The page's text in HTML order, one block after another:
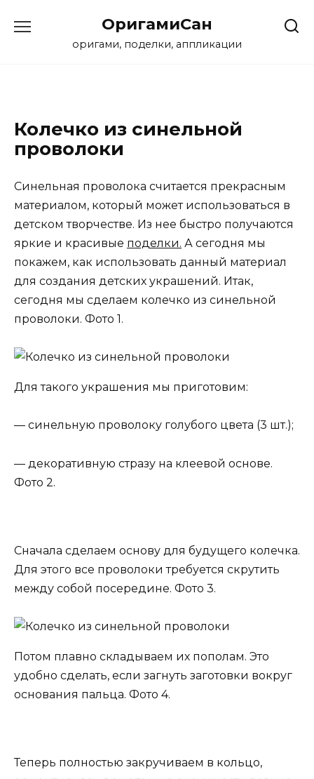
содержанию
ОригамиСан
оригами, поделки, аппликации
Колечко из синельной
проволоки
Синельная проволока считается прекрасным
материалом, который может использоваться в
детском творчестве. Из нее быстро получаются
яркие и красивые поделки. А сегодня мы
покажем, как использовать данный материал
для создания детских украшений. Итак,
сегодня мы сделаем колечко из синельной
проволоки. Фото 1.
Для такого украшения мы приготовим:
— синельную проволоку голубого цвета (3 шт.);
— декоративную стразу на клеевой основе.
Фото 2.
Сначала сделаем основу для будущего колечка.
Для этого все проволоки требуется скрутить
между собой посередине. Фото 3.
Потом плавно складываем их пополам. Это
удобно сделать, если загнуть заготовки вокруг
основания пальца. Фото 4.
Теперь полностью закручиваем в кольцо,